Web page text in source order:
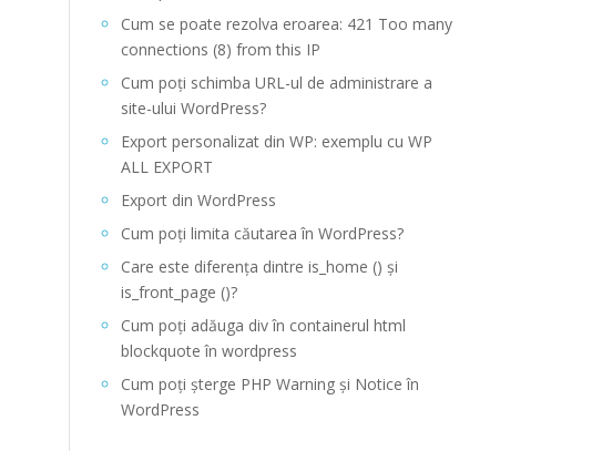
Cum se poate rezolva eroarea: 421 Too many
connections (8) from this IP
Cum poți schimba URL-ul de administrare a
site-ului WordPress?
Export personalizat din WP: exemplu cu WP
ALL EXPORT
Export din WordPress
Cum poți limita căutarea în WordPress?
Care este diferența dintre is_home () și
is_front_page ()?
Cum poți adăuga div în containerul html
blockquote în wordpress
Cum poți șterge PHP Warning și Notice în
WordPress